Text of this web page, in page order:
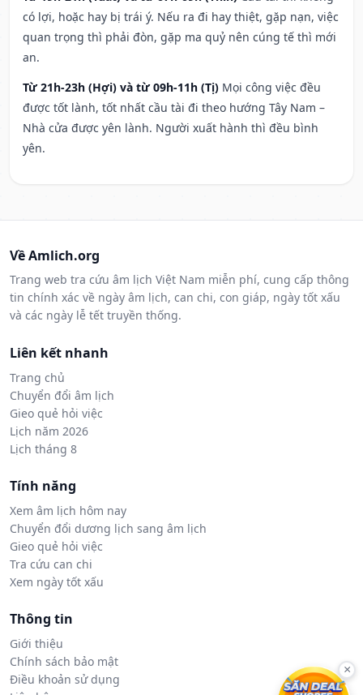
có lợi, hoặc hay bị trái ý. Nếu ra đi hay thiệt, gặp nạn, việc
quan trọng thì phải đòn, gặp ma quỷ nên cúng tế thì mới
an.
Từ 21h-23h (Hợi) và từ 09h-11h (Tị) Mọi công việc đều
được tốt lành, tốt nhất cầu tài đi theo hướng Tây Nam –
Nhà cửa được yên lành. Người xuất hành thì đều bình
yên.
Về Amlich.org
Trang web tra cứu âm lịch Việt Nam miễn phí, cung cấp thông
tin chính xác về ngày âm lịch, can chi, con giáp, ngày tốt xấu
và các ngày lễ tết truyền thống.
Liên kết nhanh
Trang chủ
Chuyển đổi âm lịch
Gieo quẻ hỏi việc
Lịch năm 2026
Lịch tháng 8
Tính năng
Xem âm lịch hôm nay
Chuyển đổi dương lịch sang âm lịch
Gieo quẻ hỏi việc
Tra cứu can chi
Xem ngày tốt xấu
Thông tin
Giới thiệu
Chính sách bảo mật
Điều khoản sử dụng
×